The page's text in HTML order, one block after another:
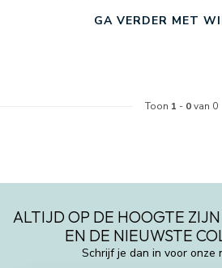
GA VERDER MET
Toon 1 - 0van 0
ALTIJD OP DE HOOGTE
EN DE NIEUWSTE
Schrijf je dan in voor onze